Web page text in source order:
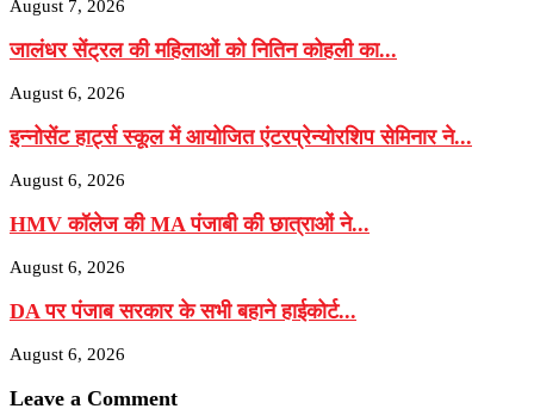
August 7, 2026
जालंधर सेंट्रल की महिलाओं को नितिन कोहली का...
August 6, 2026
इन्नोसेंट हार्ट्स स्कूल में आयोजित एंटरप्रेन्योरशिप सेमिनार ने...
August 6, 2026
HMV कॉलेज की MA पंजाबी की छात्राओं ने...
August 6, 2026
DA पर पंजाब सरकार के सभी बहाने हाईकोर्ट...
August 6, 2026
Leave a Comment